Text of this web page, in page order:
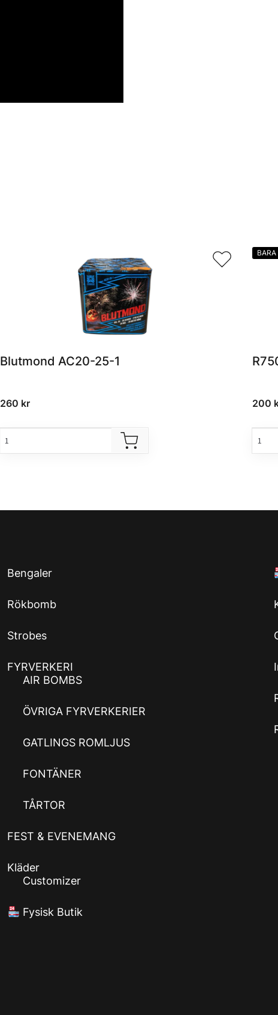
Blutmond AC20-25-1
260 kr 200
Bengaler
Rökbomb
Strobes
FYRVERKERI
AIR BOMBS
ÖVRIGA FYRVERKERIER
GATLINGS ROMLJUS
FONTÄNER
TÅRTOR
FEST & EVENEMANG
Kläder
Customizer
Fysisk Butik